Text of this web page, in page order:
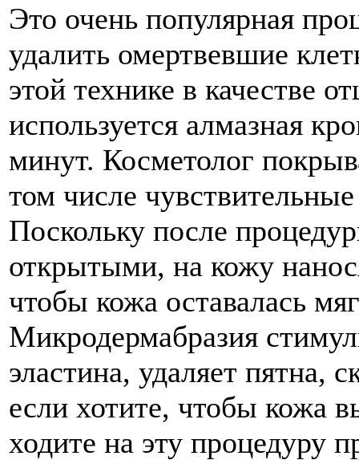
Это очень популярная
удалить омертвевшие
этой технике в качестве
используется алмазная
минут. Косметолог
том числе
Поскольку после
открытыми, на кожу
чтобы кожа оставалась
Микродермабразия
эластина, удаляет пятна,
если хотите, чтобы кожа
ходите на эту процедуру